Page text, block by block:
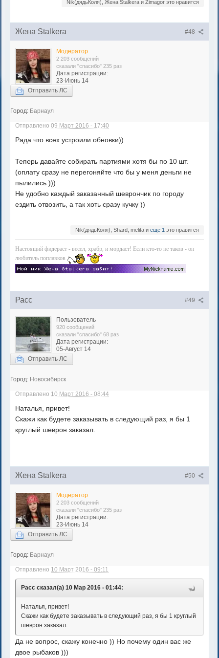
Nik(дядьКоля), Жена Stalkera и Zimagor это нравится
#48
Жена Stalkera
Модератор
2 203 сообщений
сказали "спасибо" 235 раз
Дата регистрации:
23-Июнь 14
Отправить ЛС
Город: Барнаул
Отправлено09 Март 2016 - 17:40
Рада что всех устроили обновки))
Теперь давайте собирать партиями хотя бы по 10 шт.
(оплату сразу не перегоняйте что бы у меня деньги не
пылились )))
Не удобно каждый заказанный шеврончик по городу
ездить отвозить, а так хоть сразу кучку ))
Nik(дядьКоля), Shard, melita и еще 1 это нравится
Настоящий фидераст - весел, храбр, и мордаст! Если кто-то не таков - он
любитель поплавков
#49
Расс
Пользователь
920 сообщений
сказали "спасибо" 68 раз
Дата регистрации:
05-Август 14
Отправить ЛС
Город: Новосибирск
Отправлено 10 Март 2016 - 08:44
Наталья, привет!
Скажи как будете заказывать в следующий раз, я бы 1
круглый шеврон заказал.
#50
Жена Stalkera
Модератор
2 203 сообщений
сказали "спасибо" 235 раз
Дата регистрации:
23-Июнь 14
Отправить ЛС
Город: Барнаул
Отправлено 10 Март 2016 - 09:11
Расс сказал(а) 10 Мар 2016 - 01:44:
Наталья, привет!
Скажи как будете заказывать в следующий раз, я бы 1 круглый
шеврон заказал.
Да не вопрос, скажу конечно )) Но почему один вас же
двое рыбаков )))